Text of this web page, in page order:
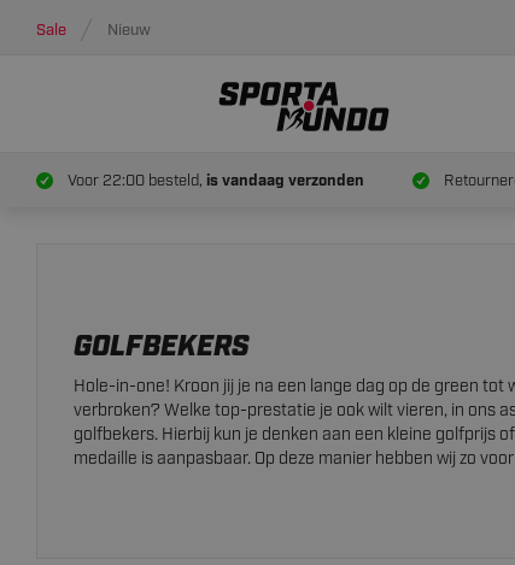
Sale Nieuw
Voor 22:00 besteld, is vandaag verzonden
GOLFBEKERS
Hole-in-one! Kroon jij je na een lange dag op de green tot
verbroken? Welke top-prestatie je ook wilt vieren, in ons
golfbekers. Hierbij kun je denken aan een kleine golfprijs
medaille is aanpasbaar. Op deze manier hebben wij zo